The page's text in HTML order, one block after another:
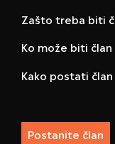
Zašto treba biti
Ko može biti član
Kako postati član
Postanite član